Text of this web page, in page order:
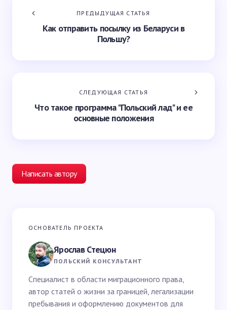
ПРЕДЫДУЩАЯ СТАТЬЯ
Как отправить посылку из Беларуси в
Польшу?
СЛЕДУЮЩАЯ СТАТЬЯ
Что такое программа "Польский лад" и ее
основные положения
Написать автору
Ваш адрес email не будет опубликован.
Ваше имя *
Email *
ОСНОВАТЕЛЬ ПРОЕКТА
Ярослав Стецюн
ПОЛЬСКИЙ КОНСУЛЬТАНТ
Специалист в области миграционного права,
автор статей о жизни за границей, легализации
пребывания и оформлению документов для